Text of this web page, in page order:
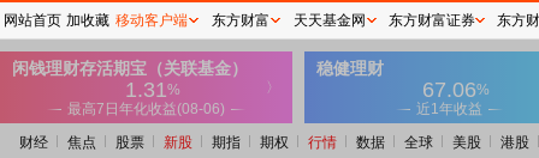
财经 焦点 股票 新股 期指 期权 行情 数据 全球 美股 港股
网站首页 加收藏 移动客户端 东方财富 天天基金网 东方财富证券 东方